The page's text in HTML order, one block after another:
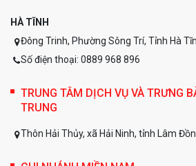
HÀ TĨNH
Đông Trinh, Phường Sông Trí, Tỉnh Hà
Số điện thoại: 0889 968 896
TRUNG TÂM DỊCH VỤ VÀ TRƯNG
TRUNG
Thôn Hải Thủy, xã Hải Ninh, tỉnh Lâm